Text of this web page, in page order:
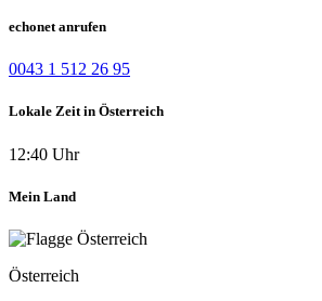
echonet anrufen
0043 1 512 26 95
Lokale Zeit in Österreich
12:40 Uhr
Mein Land
Österreich